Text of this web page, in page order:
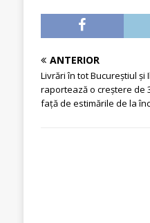
ANTERIOR
Livrări în tot Bucureștiul și
raportează o creștere de
față de estimările de la